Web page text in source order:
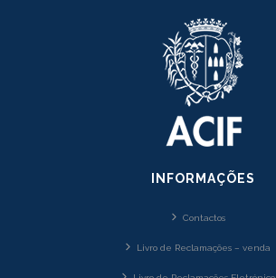
INFORMAÇÕES
Contactos
Livro de Reclamações – venda